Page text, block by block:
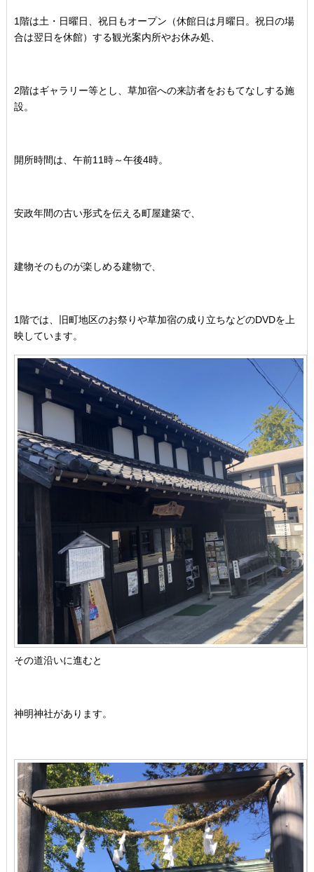
1階は土・日曜日、祝日もオープン（休館日は月曜日。祝日の場
合は翌日を休館）する観光案内所やお休み処、
2階はギャラリー等とし、草加宿への来訪者をおもてなしする施
設。
開所時間は、午前11時～午後4時。
安政年間の古い形式を伝える町屋建築で、
建物そのものが楽しめる建物で、
1階では、旧町地区のお祭りや草加宿の成り立ちなどのDVDを上
映しています。
その道沿いに進むと
神明神社があります。